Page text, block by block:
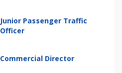
Junior Passenger Traffic
Officer
Commercial Director